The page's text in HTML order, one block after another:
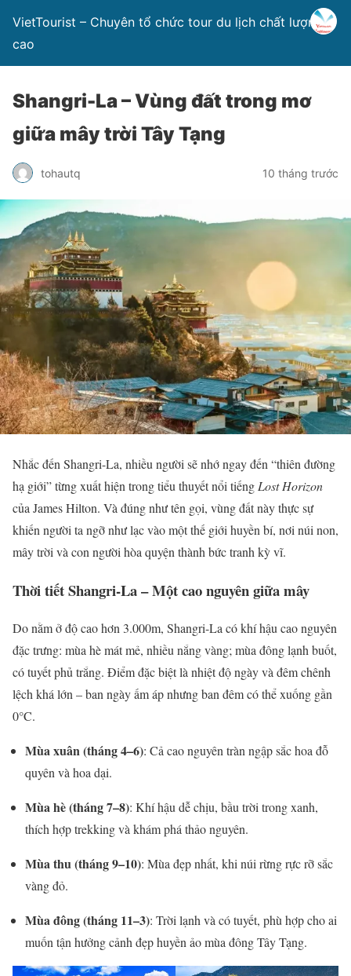
VietTourist – Chuyên tổ chức tour du lịch chất lượng
cao
Shangri-La – Vùng đất trong mơ
giữa mây trời Tây Tạng
tohautq 10 tháng trước
Nhắc đến Shangri-La, nhiều người sẽ nhớ ngay đến “thiên đường
hạ giới” từng xuất hiện trong tiểu thuyết nổi tiếng Lost Horizon
của James Hilton. Và đúng như tên gọi, vùng đất này thực sự
khiến người ta ngỡ như lạc vào một thế giới huyền bí, nơi núi non,
mây trời và con người hòa quyện thành bức tranh kỳ vĩ.
Thời tiết Shangri-La – Một cao nguyên giữa mây
Do nằm ở độ cao hơn 3.000m, Shangri-La có khí hậu cao nguyên
đặc trưng: mùa hè mát mẻ, nhiều nắng vàng; mùa đông lạnh buốt,
có tuyết phủ trắng. Điểm đặc biệt là nhiệt độ ngày và đêm chênh
lệch khá lớn – ban ngày ấm áp nhưng ban đêm có thể xuống gần
0°C.
Mùa xuân (tháng 4–6): Cả cao nguyên tràn ngập sắc hoa đỗ
quyên và hoa dại.
Mùa hè (tháng 7–8): Khí hậu dễ chịu, bầu trời trong xanh,
thích hợp trekking và khám phá thảo nguyên.
Mùa thu (tháng 9–10): Mùa đẹp nhất, khi núi rừng rực rỡ sắc
vàng đỏ.
Mùa đông (tháng 11–3): Trời lạnh và có tuyết, phù hợp cho ai
muốn tận hưởng cảnh đẹp huyền ảo mùa đông Tây Tạng.